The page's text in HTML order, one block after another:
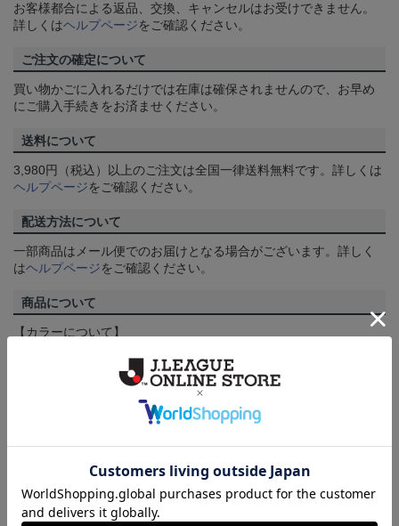
お客様都合による返品、交換、キャンセルはお受けできません。
詳しくはヘルプページをご確認ください。
ご注文の確定について
買い物かごに入れるだけでは在庫は確保されませんので、お早め
にご購入手続きをお済ませください。
送料について
3,980円（税込）以上のご注文は全国一律送料無料です。詳しくは
ヘルプページをご確認ください。
配送方法について
一部商品はメール便でのお届けとなる場合がございます。詳しく
はヘルプページをご確認ください。
商品について
【カラーについて】
のメーカー・機種・画面設定等により、実際の商品の色と異なっ
て見える場合がございます。あらかじめご了承ください。
告なく変更になることがございます。
決済について